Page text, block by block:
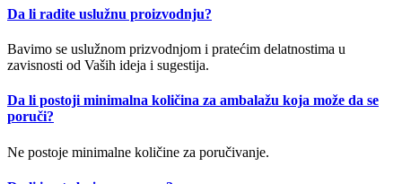
Da li radite uslužnu proizvodnju?
Bavimo se uslužnom prizvodnjom i pratećim delatnostima u
zavisnosti od Vaših ideja i sugestija.
Da li postoji minimalna količina za ambalažu koja može da se
poruči?
Ne postoje minimalne količine za poručivanje.